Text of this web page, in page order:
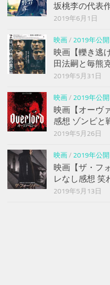
坂桃李の代表
2019年6月1日
映画/ 2019年公開
映画【轢き逃
田法嗣と毎熊
2019年5月31日
映画/ 2019年公開
映画【オーヴ
感想 ゾンビと
2019年5月26日
映画/ 2019年公開
映画【ザ・フ
レなし感想 笑
2019年5月13日